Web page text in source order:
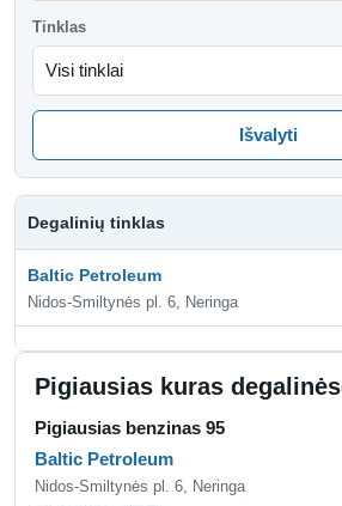
Tinklas
Išvalyti
Degalinių tinklas
Baltic Petroleum
Nidos-Smiltynės pl. 6, Neringa
Pigiausias kuras
Pigiausias benzinas 95
Baltic Petroleum
Nidos-Smiltynės pl. 6, Neringa